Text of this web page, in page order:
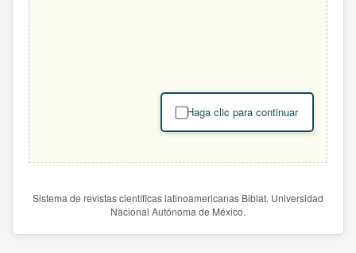
Haga clic para continuar
Sistema de revistas científicas latinoamericanas Biblat. Universidad
Nacional Autónoma de México.